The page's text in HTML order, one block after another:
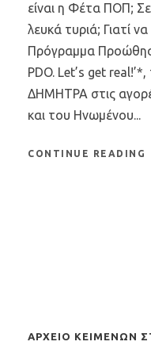
είναι η Φέτα ΠΟΠ;
λευκά τυριά; Γιατί
Πρόγραμμα
PDO. Let’s get
ΔΗΜΗΤΡΑ στις
και του Ηνωμένου...
CONTINUE READING
ΑΡΧΕΊΟ ΚΕΙΜΈΝΩΝ